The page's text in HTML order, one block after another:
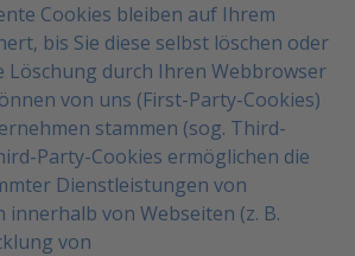
Cookies bleiben auf Ihrem
bis Sie diese selbst löschen oder
Löschung durch Ihren Webbrowser
von uns (First-Party-Cookies)
stammen (sog. Third-
Party-Cookies ermöglichen die
Dienstleistungen von
von Webseiten (z. B.
von